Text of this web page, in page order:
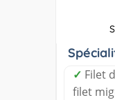
✓ Filet
filet